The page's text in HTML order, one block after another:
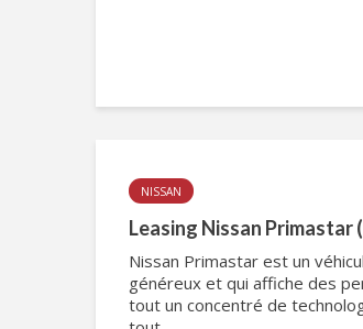
NISSAN
Leasing Nissan Primastar
Nissan Primastar est un
généreux et qui affiche des
tout un concentré de